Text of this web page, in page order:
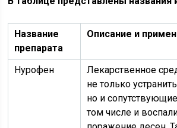
Название
препарата
Описание и
Нурофен
Лекарственное
не только
но и
том числе и